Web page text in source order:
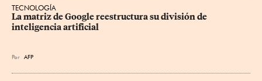
TECNOLOGÍA
La matriz de Google reestructura su división de
inteligencia artificial
Por AFP